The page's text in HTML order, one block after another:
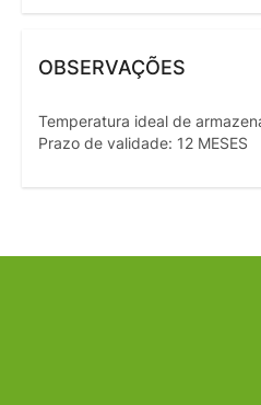
OBSERVAÇÕES
Temperatura ideal de
Prazo de validade: 12 MESES